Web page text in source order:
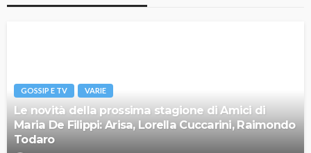
GOSSIP E TV VARIE
Le novità della prossima stagione di Amici di
Maria De Filippi: Arisa, Lorella Cuccarini, Raimondo
Todaro